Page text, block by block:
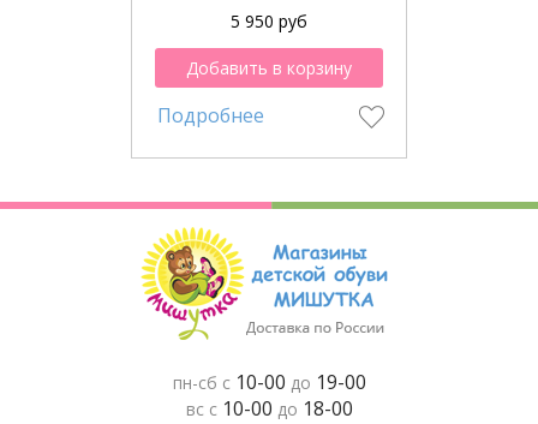
5 950 руб
Добавить в корзину
Подробнее
пн-сб с 10-00 до 19-00
вс с 10-00 до 18-00